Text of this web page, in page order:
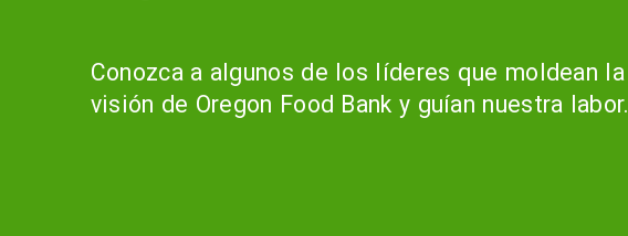
Conozca a algunos de los líderes que moldean la
visión de Oregon Food Bank y guían nuestra labor.